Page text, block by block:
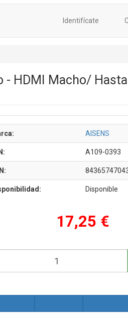
Identifícate
- HDMI Macho/
AISENS
A109-0393
Disponible
17,25 €